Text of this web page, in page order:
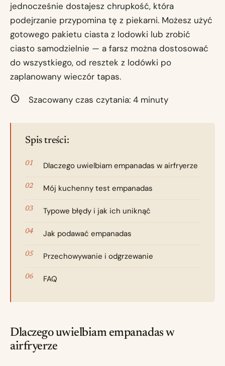
jednocześnie dostajesz chrupkość, która
podejrzanie przypomina tę z piekarni. Możesz użyć
gotowego pakietu ciasta z lodowki lub zrobić
ciasto samodzielnie — a farsz można dostosować
do wszystkiego, od resztek z lodówki po
zaplanowany wieczór tapas.
Szacowany czas czytania: 4 minuty
Spis treści:
Dlaczego uwielbiam empanadas w airfryerze
Mój kuchenny test empanadas
Typowe błędy i jak ich uniknąć
Jak podawać empanadas
Przechowywanie i odgrzewanie
FAQ
Dlaczego uwielbiam empanadas w
airfryerze